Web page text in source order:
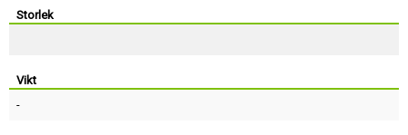
Storlek
Vikt
-